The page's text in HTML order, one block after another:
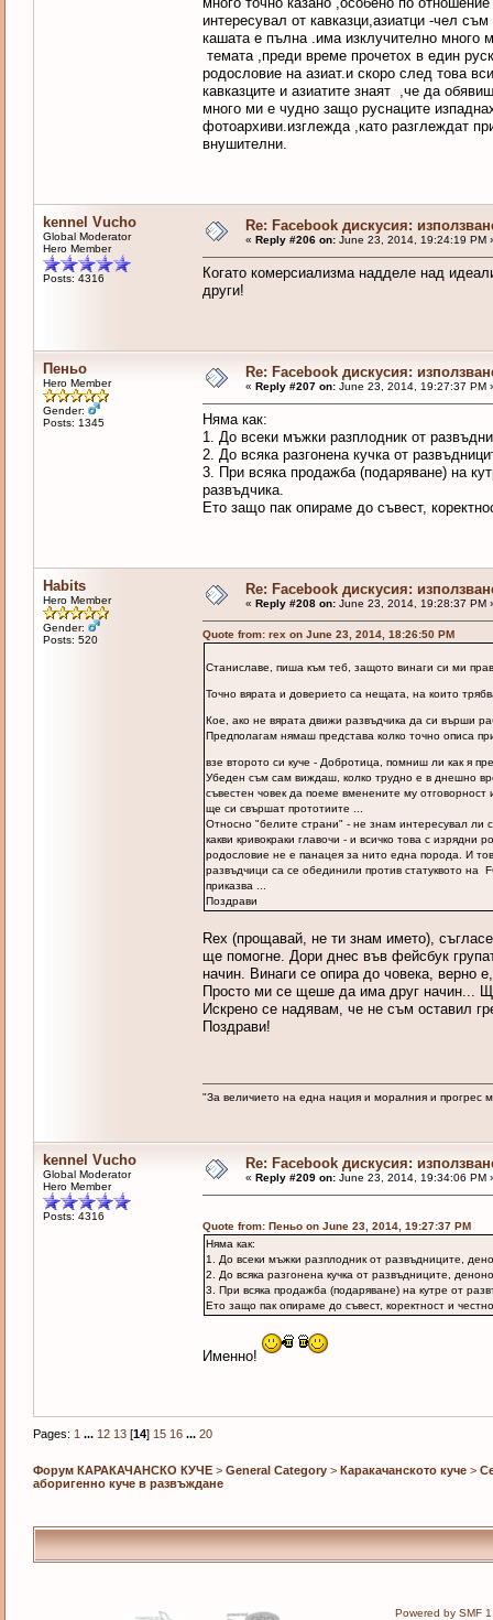
интересувал от кавказци,азиатци -чел
кашата е пълна .има изклучително много
темата ,преди време прочетох в един
родословие на азиат.и скоро след това
кавказците и азиатите знаят ,че да
много ми е чудно защо руснаците
фотоархиви.изглежда ,като разглеждат
внушителни.
kennel Vucho
Global Moderator
Hero Member
Posts: 4316
Re: Facebook дискусия:
« Reply #206 on:June 23, 2014, 19:24:19 PM
Когато комерсиализма надделе над
други!
Пеньо
Hero Member
Gender:
Posts: 1345
Re: Facebook дискусия:
« Reply #207 on:June 23, 2014, 19:27:37 PM
Няма как:
1. До всеки мъжки разплодник от
2. До всяка разгонена кучка от
3. При всяка продажба (подаряване) на
развъдчика.
Ето защо пак опираме до съвест,
Habits
Hero Member
Gender:
Posts: 520
Re: Facebook дискусия:
« Reply #208 on:June 23, 2014, 19:28:37 PM
Quote from: rex on June 23, 2014, 18:26:50 PM
Станиславе, пиша към теб, защото винаги си ми
Точно вярата и доверието са нещата, на които
Кое, ако не вярата движи развъдчика да си върши
Предполагам нямаш представа колко точно описа
взе второто си куче - Добротица, помниш ли как я
Убеден съм сам виждаш, колко трудно е в днешно
съвестен човек да поеме вменените му
ще си свършат прототиите ...
Относно "белите страни" - не знам интересувал ли
какви кривокраки главочи - и всичко това с
родословие не е панацея за нито една порода. И
развъдчици са се обединили против статуквото
приказва ...
Поздрави
Rex (прощавай, не ти знам името),
ще помогне. Дори днес във фейсбук
начин. Винаги се опира до човека, верно
Просто ми се щеше да има друг начин...
Искрено се надявам, че не съм оставил
Поздрави!
"За величието на една нация и моралния и прогрес
kennel Vucho
Global Moderator
Hero Member
Posts: 4316
Re: Facebook дискусия:
« Reply #209 on:June 23, 2014, 19:34:06 PM
Quote from: Пеньо on June 23, 2014, 19:27:37 PM
Няма как:
1. До всеки мъжки разплодник от развъдниците,
2. До всяка разгонена кучка от развъдниците,
3. При всяка продажба (подаряване) на кутре от
Ето защо пак опираме до съвест, коректност и
Именно!
Pages: 1 ... 12 13[14] 15 16 ... 20
Форум КАРАКАЧАНСКО КУЧЕ> General Category> Каракачанското куче>
аборигенно куче в развъждане
Powered by SMF